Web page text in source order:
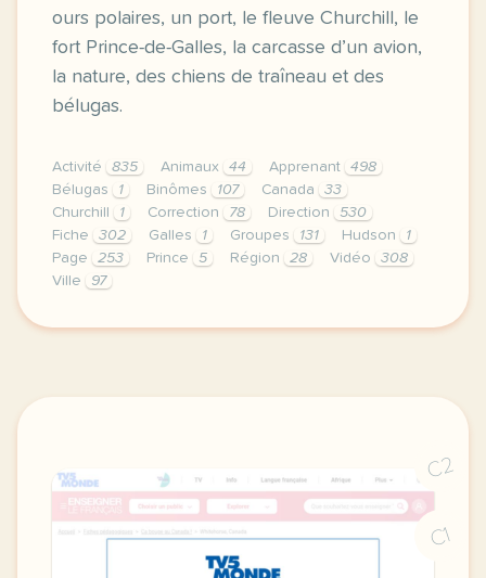
ours polaires, un port, le fleuve Churchill, le
fort Prince-de-Galles, la carcasse d’un avion,
la nature, des chiens de traîneau et des
bélugas.
Activité 835 Animaux 44 Apprenant
498
Bélugas
1 Binômes 107 Canada
33
Churchill
1 Correction 78 Direction
530
Fiche
302 Galles 1 Groupes 131 Hudson
1
Page
253 Prince 5 Région 28 Vidéo
308
Ville
97
didomi host didomi components button cursor
C2
C1